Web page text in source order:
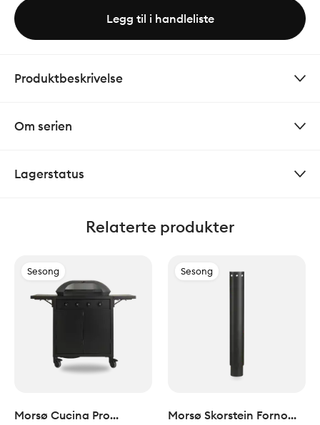
Legg til i handleliste
Produktbeskrivelse
Om serien
Lagerstatus
Relaterte produkter
Sesong
Morsø Cucina Pro
Sesong
Morsø Skorstein Forno